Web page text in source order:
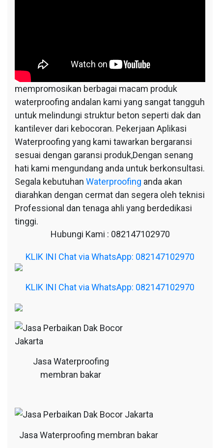
mempromosikan berbagai macam produk
waterproofing andalan kami yang sangat tangguh
untuk melindungi struktur beton seperti dak dan
kantilever dari kebocoran. Pekerjaan Aplikasi
Waterproofing yang kami tawarkan bergaransi
sesuai dengan garansi produk,Dengan senang
hati kami mengundang anda untuk berkonsultasi.
Segala kebutuhan Waterproofing anda akan
diarahkan dengan cermat dan segera oleh teknisi
Professional dan tenaga ahli yang berdedikasi
tinggi.
Hubungi Kami : 082147102970
KLIK INI Chat via WhatsApp: 082147102970
KLIK INI Chat via WhatsApp: 082147102970
Jasa Waterproofing
membran bakar
Jasa Waterproofing membran bakar